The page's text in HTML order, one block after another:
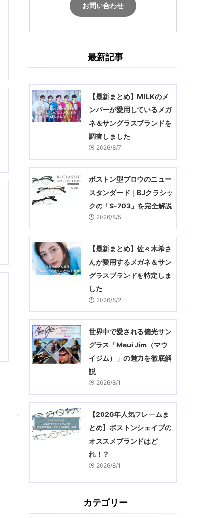
お問い合わせ
最新記事
【最新まとめ】M!LKのメ
ンバーが愛用しているメガ
ネ＆サングラスブランドを
調査しました
2026/8/7
ボストン型ブロウのニュー
スタンダード｜BJクラシッ
クの「S-703」を完全解説
2026/8/5
【最新まとめ】佐々木希さ
んが愛用するメガネ＆サン
グラスブランドを特定しま
した
2026/8/2
世界中で愛される偏光サン
グラス「Maui Jim（マウ
イジム）」の魅力を徹底解
説
2026/8/1
【2026年人気フレームま
とめ】ボストンシェイプの
オススメブランドはど
れ！？
2026/8/1
カテゴリー